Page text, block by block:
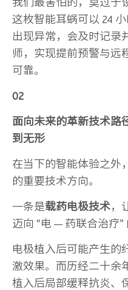
这枚智能耳蜗可以 24
出现异常，会及时记录
师，实现提前预警与远
可靠。
02
面向未来的革新技术路
到无形
在当下的智能体验之外
的重要技术方向。
一条是载药电极技术，
迈向 “电 — 药联合治疗”
电极植入后可能产生的
激效果。而历经二十余
植入后局部缓释抗炎、